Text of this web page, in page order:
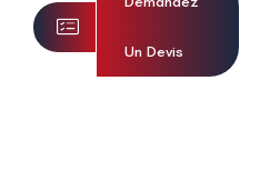
Un Devis